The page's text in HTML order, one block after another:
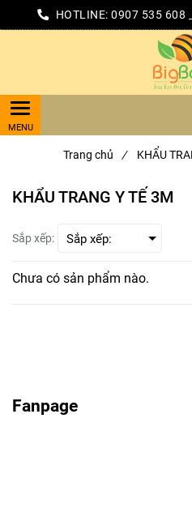
HOTLINE: 0907 535 608
Trang chủ / KHẨU
KHẨU TRANG Y TẾ 3M
Sắp xếp:
Chưa có sản phẩm nào.
Fanpage